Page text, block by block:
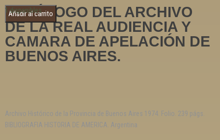
CATÁLOGO DEL ARCHIVO
DE LA REAL AUDIENCIA Y
CAMARA DE APELACIÓN DE
BUENOS AIRES.
Archivo Histórico de la Provincia de Buenos Aires 1974. Folio. 239 págs.
BIBLIOGRAFIA HISTORIA DE AMERICA. Argentina
1 disponibles
Añadir al carrito